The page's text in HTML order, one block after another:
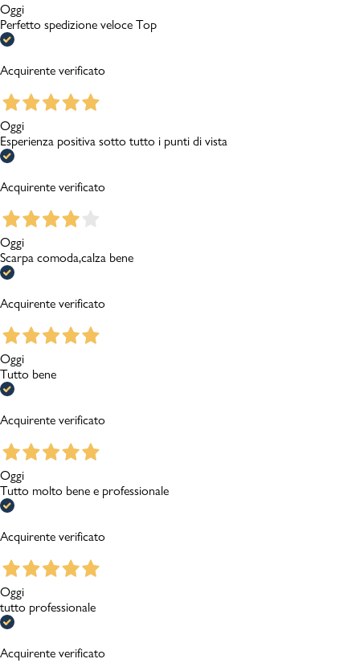
Oggi
Perfetto spedizione veloce Top
Acquirente verificato
Oggi
Esperienza positiva sotto tutto i punti di vista
Acquirente verificato
Oggi
Scarpa comoda,calza bene
Acquirente verificato
Oggi
Tutto bene
Acquirente verificato
Oggi
Tutto molto bene e professionale
Acquirente verificato
Oggi
tutto professionale
Acquirente verificato